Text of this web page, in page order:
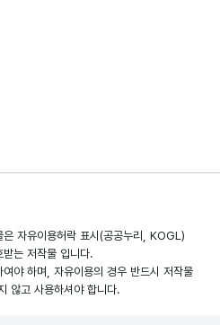
자유이용허락 표시(공공누리, KOGL)
는 저작물 입니다.
야 하며, 자유이용의 경우 반드시 저작물
않고 사용하셔야 합니다.